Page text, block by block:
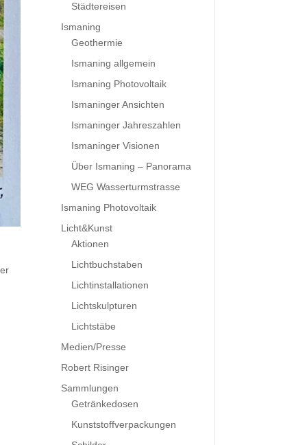
Städtereisen
Ismaning
Geothermie
Ismaning allgemein
Ismaning Photovoltaik
Ismaninger Ansichten
Ismaninger Jahreszahlen
Ismaninger Visionen
Über Ismaning – Panorama
WEG Wasserturmstrasse
Ismaning Photovoltaik
Licht&Kunst
Aktionen
Lichtbuchstaben
Lichtinstallationen
Lichtskulpturen
Lichtstäbe
Medien/Presse
Robert Risinger
Sammlungen
Getränkedosen
Kunststoffverpackungen